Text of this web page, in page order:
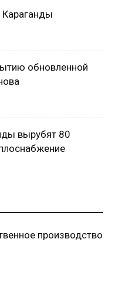
обновленной
вырубят 80
производство